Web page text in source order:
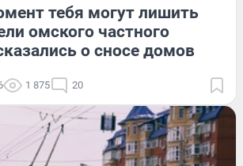
тебя могут лишить
омского частного
о сносе домов
1 875 20